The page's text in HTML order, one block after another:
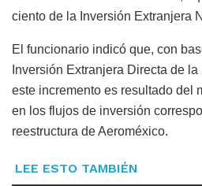
ciento de la Inversión Extranjera
El funcionario indicó que, con
Inversión Extranjera Directa de
este incremento es resultado del
en los flujos de inversión
reestructura de Aeroméxico.
LEE ESTO TAMBIÉN